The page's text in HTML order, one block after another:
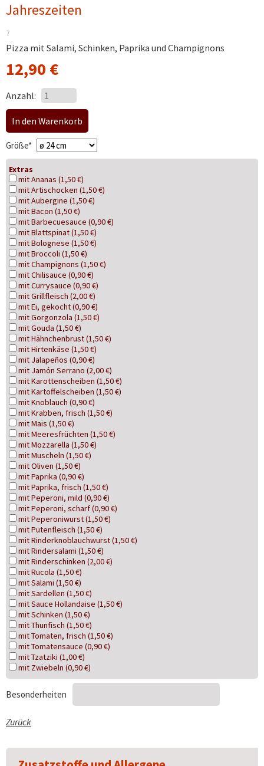
Jahreszeiten
7
Pizza mit Salami, Schinken, Paprika und Champignons
12,90 €
Anzahl:
Pflichtfeld
Größe*
Extras
mit Ananas (1,50 €)
mit Artischocken (1,50 €)
mit Aubergine (1,50 €)
mit Bacon (1,50 €)
mit Barbecuesauce (0,90 €)
mit Blattspinat (1,50 €)
mit Bolognese (1,50 €)
mit Broccoli (1,50 €)
mit Champignons (1,50 €)
mit Chilisauce (0,90 €)
mit Currysauce (0,90 €)
mit Grillfleisch (2,00 €)
mit Ei, gekocht (0,90 €)
mit Gorgonzola (1,50 €)
mit Gouda (1,50 €)
mit Hähnchenbrust (1,50 €)
mit Hirtenkäse (1,50 €)
mit Jalapeños (0,90 €)
mit Jamón Serrano (2,00 €)
mit Karottenscheiben (1,50 €)
mit Kartoffelscheiben (1,50 €)
mit Knoblauch (0,90 €)
mit Krabben, frisch (1,50 €)
mit Mais (1,50 €)
mit Meeresfrüchten (1,50 €)
mit Mozzarella (1,50 €)
mit Muscheln (1,50 €)
mit Oliven (1,50 €)
mit Paprika (0,90 €)
mit Paprika, frisch (1,50 €)
mit Peperoni, mild (0,90 €)
mit Peperoni, scharf (0,90 €)
mit Peperoniwurst (1,50 €)
mit Putenfleisch (1,50 €)
mit Rinderknoblauchwurst (1,50 €)
mit Rindersalami (1,50 €)
mit Rinderschinken (2,00 €)
mit Rucola (1,50 €)
mit Salami (1,50 €)
mit Sardellen (1,50 €)
mit Sauce Hollandaise (1,50 €)
mit Schinken (1,50 €)
mit Thunfisch (1,50 €)
mit Tomaten, frisch (1,50 €)
mit Tomatensauce (0,90 €)
mit Tzatziki (1,00 €)
mit Zwiebeln (0,90 €)
Besonderheiten
Zurück